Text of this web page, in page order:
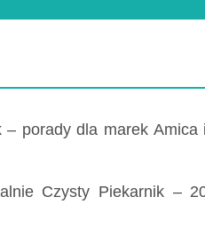
porady dla marek Amica
Czysty Piekarnik –